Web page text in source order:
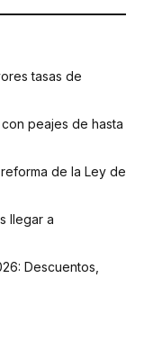
tasas de
peajes de hasta
de la Ley de
llegar a
Descuentos,